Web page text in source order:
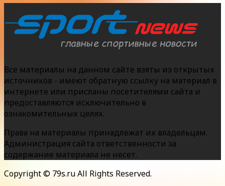
Все материалы на данном сайте взяты из открытых
источников - имеют обратную ссылку на материал в
интернете или присланы посетителями сайта и
предоставляются исключительно в
ознакомительных целях.
Права на материалы принадлежат их владельцам.
Администрация сайта ответственности за
содержание материала не несет.
Copyright © 79s.ru All Rights Reserved.